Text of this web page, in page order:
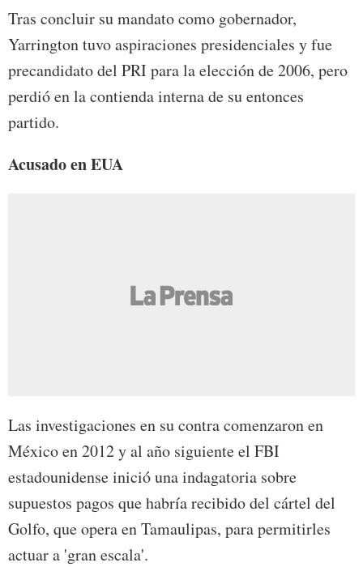
Tras concluir su mandato como gobernador,
Yarrington tuvo aspiraciones presidenciales y fue
precandidato del PRI para la elección de 2006, pero
perdió en la contienda interna de su entonces
partido.
Acusado en EUA
Las investigaciones en su contra comenzaron en
México en 2012 y al año siguiente el FBI
estadounidense inició una indagatoria sobre
supuestos pagos que habría recibido del cártel del
Golfo, que opera en Tamaulipas, para permitirles
actuar a 'gran escala'.